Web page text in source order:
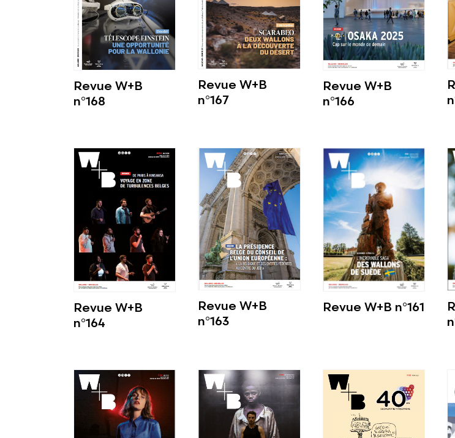
Revue W+B
n°168
Revue W+B
n°167
Revue W+B
n°166
Voir plus
Revue W+B
n°164
Voir plus
Revue W+B
n°163
Voir plus
Revue W+B n°161
Voir plus Voir plus Voir plus